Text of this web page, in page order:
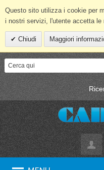
Questo sito utilizza i cookie per
i nostri servizi, l'utente accetta le
Chiudi Maggiori